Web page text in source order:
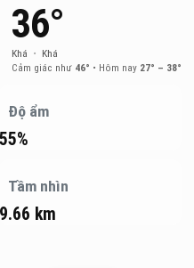
36°
Khá • Khá
Cảm giác như 46° • Hôm nay 27° – 38°
Độ ẩm
55%
Tầm nhìn
9.66 km